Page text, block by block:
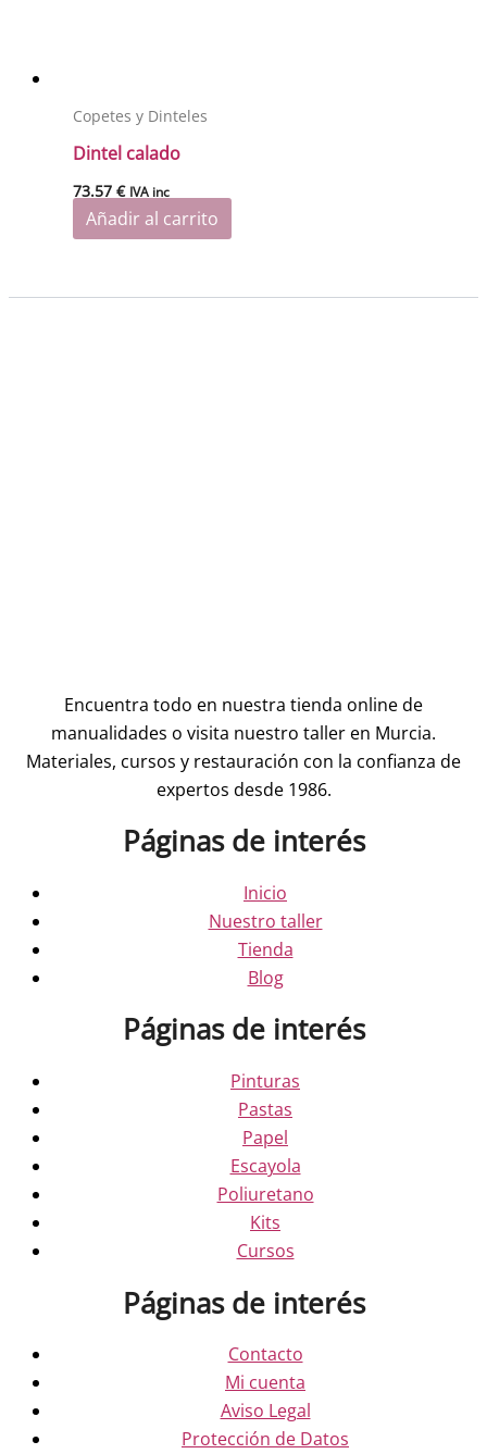
Copetes y Dinteles
Dintel calado
73.57€ IVA inc
Añadir al carrito
Encuentra todo en nuestra tienda online de
manualidades o visita nuestro taller en Murcia.
Materiales, cursos y restauración con la confianza de
expertos desde 1986.
Páginas de interés
Inicio
Nuestro taller
Tienda
Blog
Páginas de interés
Pinturas
Pastas
Papel
Escayola
Poliuretano
Kits
Cursos
Páginas de interés
Contacto
Mi cuenta
Aviso Legal
Protección de Datos